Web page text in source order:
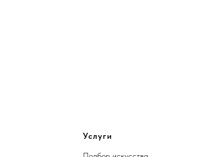
Услуги